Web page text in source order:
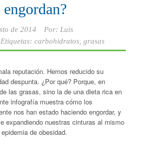
engordan?
de 2014 Por: Luis
Etiquetas: carbohidratos, grasas
reputación. Hemos reducido su
despunta. ¿Por qué? Porque, en
las grasas, sino la de una dieta rica en
infografía muestra cómo los
nos han estado haciendo engordar, y
expandiendo nuestras cinturas al mismo
de obesidad.